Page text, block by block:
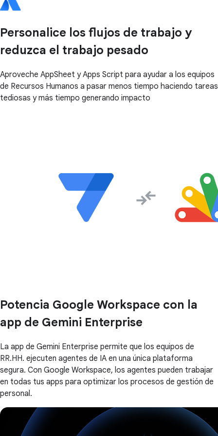
Personalice los flujos de trabajo y
reduzca el trabajo pesado
Aproveche AppSheet y Apps Script para ayudar a los equipos
de Recursos Humanos a pasar menos tiempo haciendo tareas
tediosas y más tiempo generando impacto
Potencia Google Workspace con la
app de Gemini Enterprise
La app de Gemini Enterprise permite que los equipos de
RR.HH. ejecuten agentes de IA en una única plataforma
segura. Con Google Workspace, los agentes pueden trabajar
en todas tus apps para optimizar los procesos de gestión de
personal.